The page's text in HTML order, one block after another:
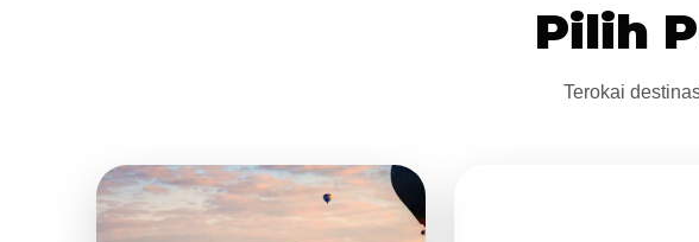
Pilih
Terokai